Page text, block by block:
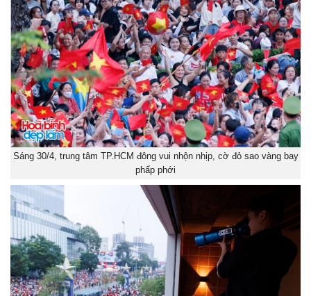
Sáng 30/4, trung tâm TP.HCM đông vui nhộn nhịp, cờ đỏ sao vàng bay
phấp phới